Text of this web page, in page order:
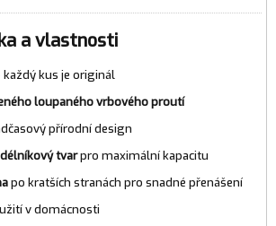
a vlastnosti
každý kus je originál
loupaného vrbového proutí
přírodní design
tvarpro maximální kapacitu
po kratších stranách pro snadné přenášení
v domácnosti